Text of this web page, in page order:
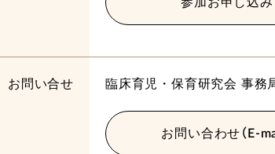
参加お申し込み
お問い合せ 臨床育児・保育研究会 事務
お問い合わせ（E-